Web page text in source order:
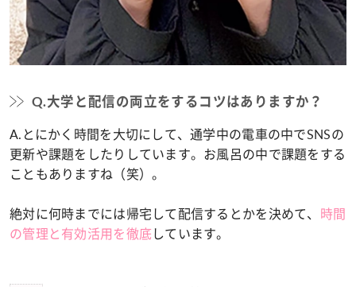
Q.大学と配信の両立をするコツはありますか？
A.とにかく時間を大切にして、通学中の電車の中でSNSの
更新や課題をしたりしています。お風呂の中で課題をする
こともありますね（笑）。
絶対に何時までには帰宅して配信するとかを決めて、 時間
の管理と有効活用を徹底しています。